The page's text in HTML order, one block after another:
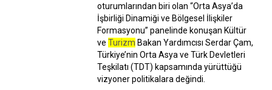
oturumlarından biri olan “Orta Asya’da
İşbirliği Dinamiği ve Bölgesel İlişkiler
Formasyonu” panelinde konuşan Kültür
ve Turizm Bakan Yardımcısı Serdar Çam,
Türkiye’nin Orta Asya ve Türk Devletleri
Teşkilatı (TDT) kapsamında yürüttüğü
vizyoner politikalara değindi.